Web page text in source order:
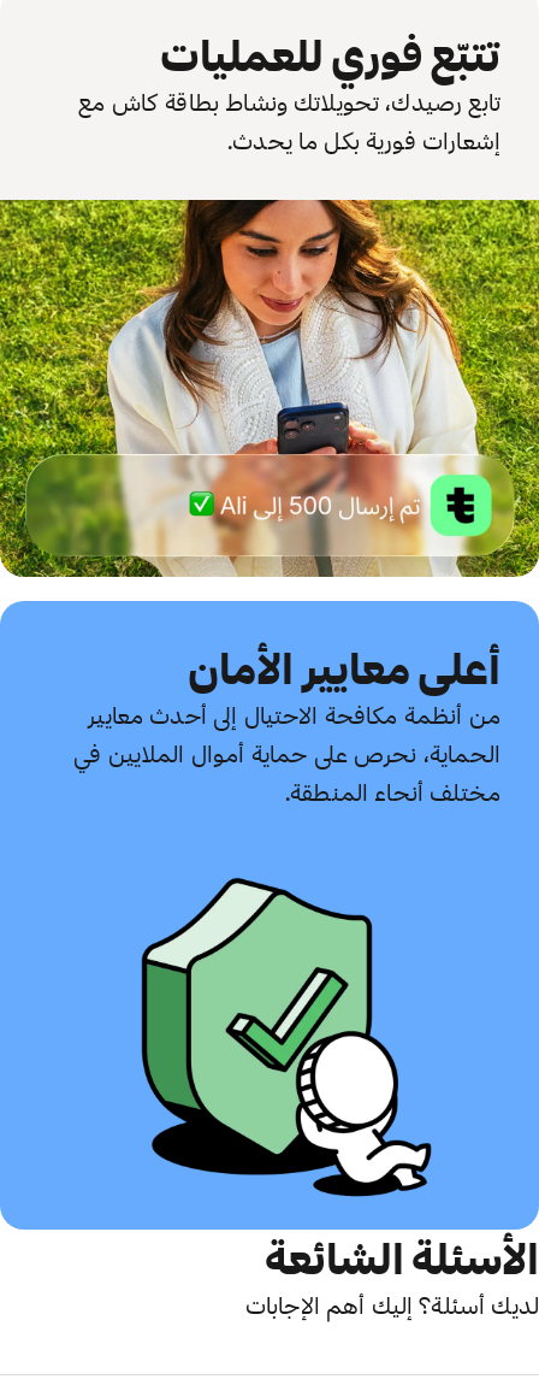
تتبّع فوري للعمليات
تابع رصيدك، تحويلاتك ونشاط بطاقة كاش مع
إشعارات فورية بكل ما يحدث.
أعلى معايير الأمان
من أنظمة مكافحة الاحتيال إلى أحدث معايير
الحماية، نحرص على حماية أموال الملايين في
مختلف أنحاء المنطقة.
الأسئلة الشائعة
لديك أسئلة؟ إليك أهم الإجابات